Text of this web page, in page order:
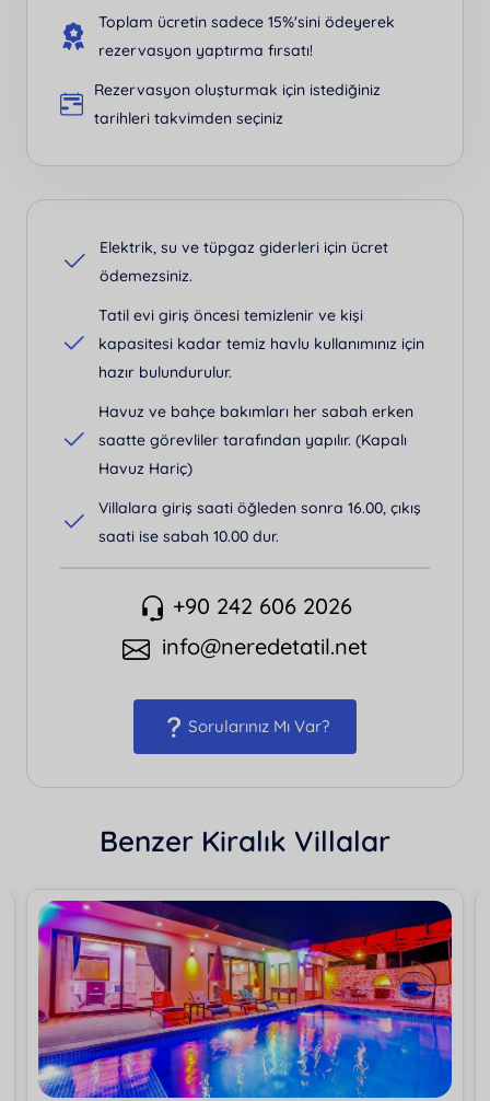
Toplam ücretin sadece 15%'sini ödeyerek
rezervasyon yaptırma fırsatı!
Rezervasyon oluşturmak için istediğiniz
tarihleri takvimden seçiniz
Elektrik, su ve tüpgaz giderleri için ücret
ödemezsiniz.
Tatil evi giriş öncesi temizlenir ve kişi
kapasitesi kadar temiz havlu kullanımınız için
hazır bulundurulur.
Havuz ve bahçe bakımları her sabah erken
saatte görevliler tarafından yapılır. (Kapalı
Havuz Hariç)
Villalara giriş saati öğleden sonra 16.00, çıkış
saati ise sabah 10.00 dur.
+90 242 606 2026
info@neredetatil.net
Sorularınız Mı Var?
Benzer Kiralık Villalar